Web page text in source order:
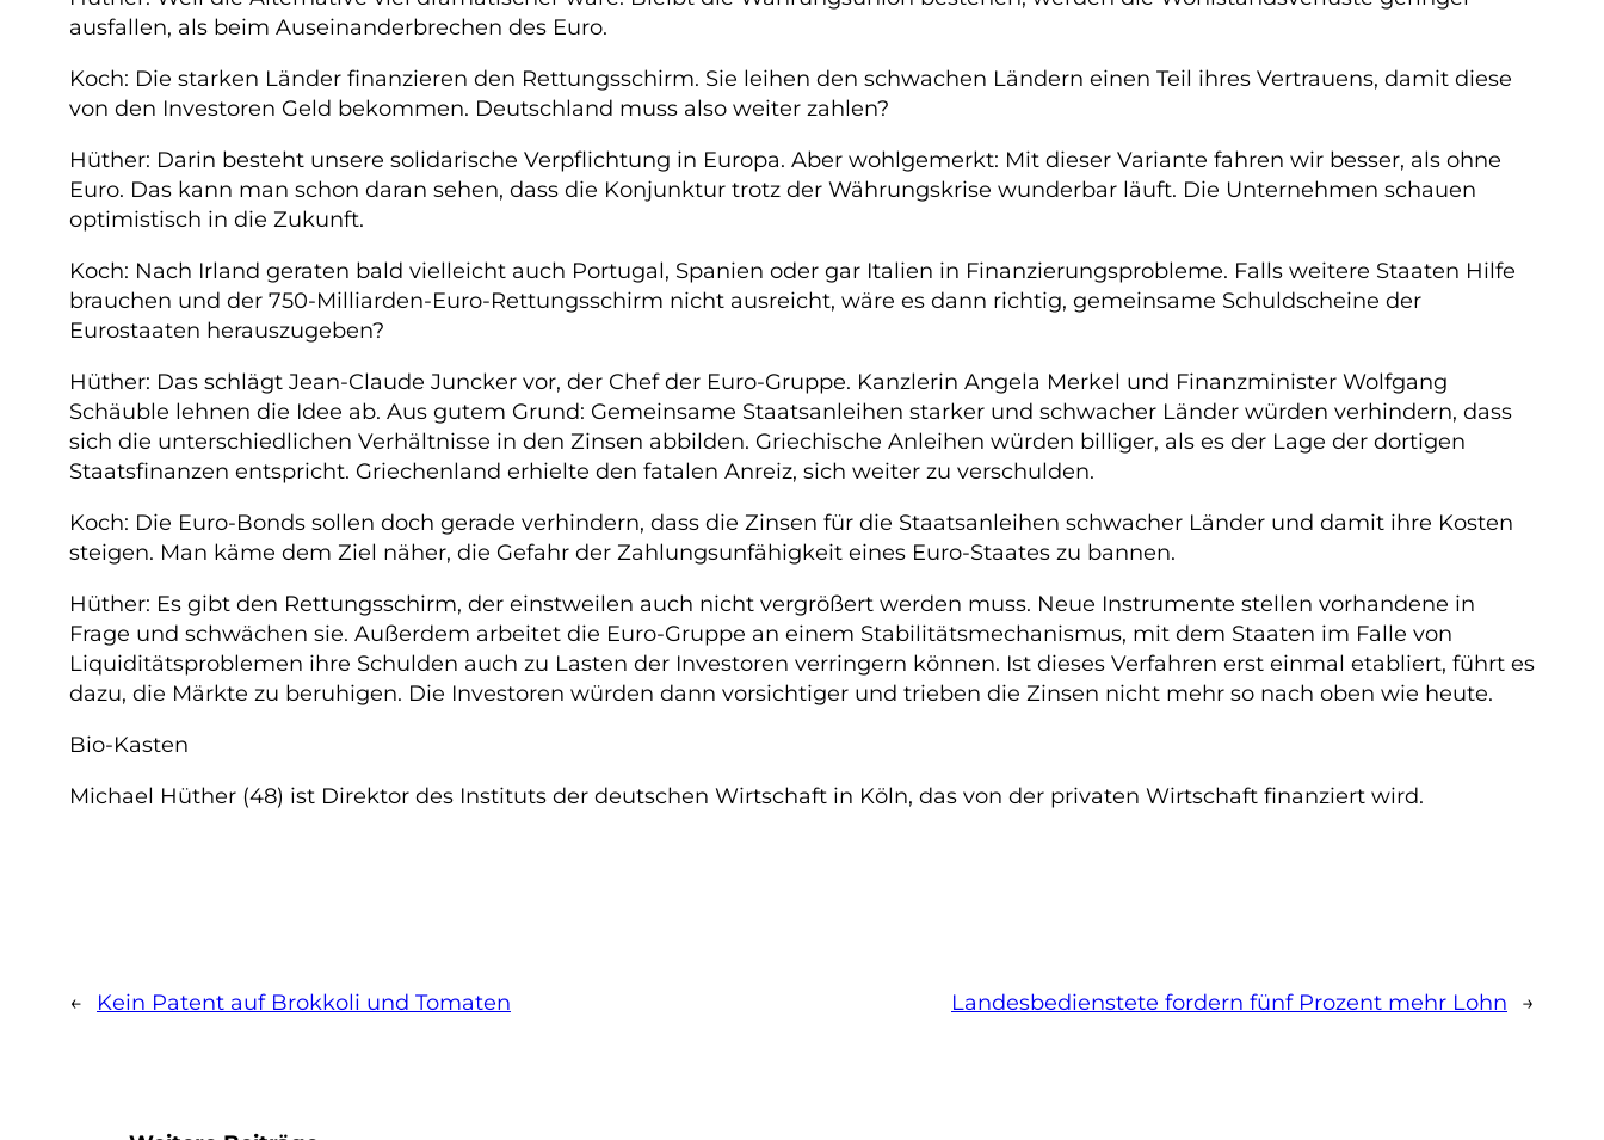
ausfallen, als beim Auseinanderbrechen des Euro.
Koch: Die starken Länder finanzieren den Rettungsschirm. Sie leihen den schwachen Ländern einen Teil ihres Vertrauens, damit diese
von den Investoren Geld bekommen. Deutschland muss also weiter zahlen?
Hüther: Darin besteht unsere solidarische Verpflichtung in Europa. Aber wohlgemerkt: Mit dieser Variante fahren wir besser, als ohne
Euro. Das kann man schon daran sehen, dass die Konjunktur trotz der Währungskrise wunderbar läuft. Die Unternehmen schauen
optimistisch in die Zukunft.
Koch: Nach Irland geraten bald vielleicht auch Portugal, Spanien oder gar Italien in Finanzierungsprobleme. Falls weitere Staaten Hilfe
brauchen und der 750-Milliarden-Euro-Rettungsschirm nicht ausreicht, wäre es dann richtig, gemeinsame Schuldscheine der
Eurostaaten herauszugeben?
Hüther: Das schlägt Jean-Claude Juncker vor, der Chef der Euro-Gruppe. Kanzlerin Angela Merkel und Finanzminister Wolfgang
Schäuble lehnen die Idee ab. Aus gutem Grund: Gemeinsame Staatsanleihen starker und schwacher Länder würden verhindern, dass
sich die unterschiedlichen Verhältnisse in den Zinsen abbilden. Griechische Anleihen würden billiger, als es der Lage der dortigen
Staatsfinanzen entspricht. Griechenland erhielte den fatalen Anreiz, sich weiter zu verschulden.
Koch: Die Euro-Bonds sollen doch gerade verhindern, dass die Zinsen für die Staatsanleihen schwacher Länder und damit ihre Kosten
steigen. Man käme dem Ziel näher, die Gefahr der Zahlungsunfähigkeit eines Euro-Staates zu bannen.
Hüther: Es gibt den Rettungsschirm, der einstweilen auch nicht vergrößert werden muss. Neue Instrumente stellen vorhandene in
Frage und schwächen sie. Außerdem arbeitet die Euro-Gruppe an einem Stabilitätsmechanismus, mit dem Staaten im Falle von
Liquiditätsproblemen ihre Schulden auch zu Lasten der Investoren verringern können. Ist dieses Verfahren erst einmal etabliert, führt es
dazu, die Märkte zu beruhigen. Die Investoren würden dann vorsichtiger und trieben die Zinsen nicht mehr so nach oben wie heute.
Bio-Kasten
Michael Hüther (48) ist Direktor des Instituts der deutschen Wirtschaft in Köln, das von der privaten Wirtschaft finanziert wird.
← Kein Patent auf Brokkoli und Tomaten Landesbedienstete fordern fünf Prozent mehr Lohn →